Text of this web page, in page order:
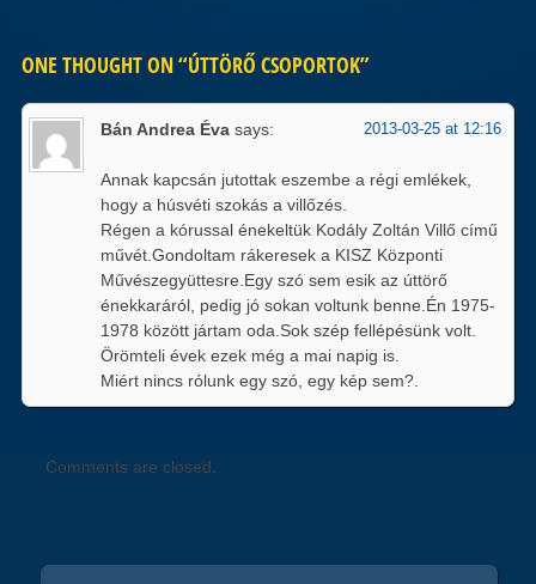
ONE THOUGHT ON “ÚTTÖRŐ CSOPORTOK”
Bán Andrea Éva says: 2013-03-25 at 12:16
Annak kapcsán jutottak eszembe a régi emlékek,
hogy a húsvéti szokás a villőzés.
Régen a kórussal énekeltük Kodály Zoltán Villő című
művét.Gondoltam rákeresek a KISZ Központi
Művészegyüttesre.Egy szó sem esik az úttörő
énekkaráról, pedig jó sokan voltunk benne.Én 1975-
1978 között jártam oda.Sok szép fellépésünk volt.
Örömteli évek ezek még a mai napig is.
Miért nincs rólunk egy szó, egy kép sem?.
Comments are closed.